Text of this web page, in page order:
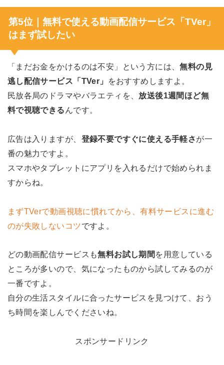
第5位｜無料で使える動画配信サービス「TVer」
はまず試したい
「まだお金をかけるのは不安」という方には、無料の見
逃し配信サービス「TVer」
をおすすめしますよ。
民放各局のドラマやバラエティを、 放送後1週間ほど無
料で視聴できる んです。
広告は入りますが、 登録不要ですぐに使える手軽さが一
番の魅力ですよ。
スマホやタブレットにアプリを入れるだけで始められま
すからね。
まずTVerで動画視聴に慣れてから、有料サービスに進む
のが失敗しないコツですよ。
どの動画配信サービスも無料お試し期間 を用意している
ところが多いので、気になったものから試してみるのが
一番ですよ。
自分の生活スタイルに合ったサービスを見つけて、おう
ち時間を楽しんでくださいね。
スポンサードリンク